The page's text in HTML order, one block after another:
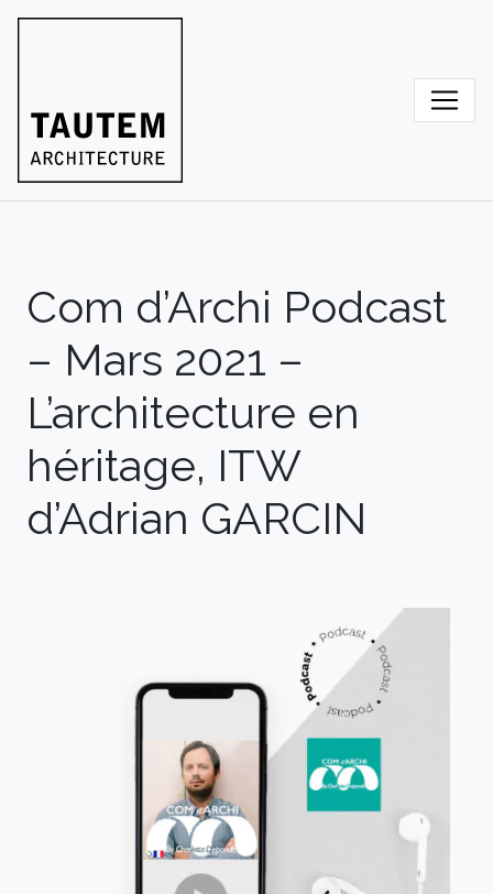
Skip
Com d’Archi Podcast
– Mars 2021 –
L’architecture en
héritage, ITW
d’Adrian GARCIN